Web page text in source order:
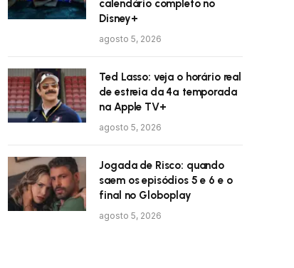
calendário completo no
Disney+
agosto 5, 2026
Ted Lasso: veja o horário real
de estreia da 4ª temporada
na Apple TV+
agosto 5, 2026
Jogada de Risco: quando
saem os episódios 5 e 6 e o
final no Globoplay
agosto 5, 2026